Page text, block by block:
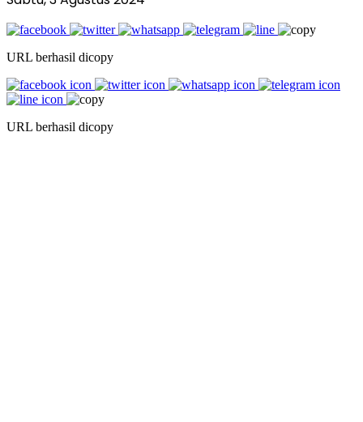
URL berhasil dicopy
URL berhasil dicopy